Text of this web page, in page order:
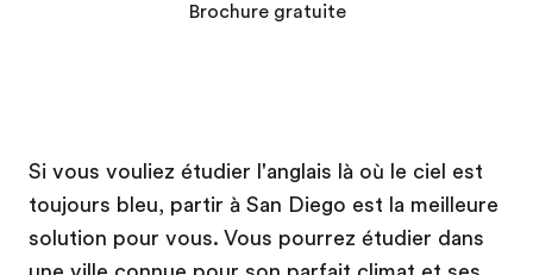
Qui sommes-nous ?
EF recrute
Rejoignez nos équipes
Brochure gratuite
Si vous vouliez étudier l'anglais là où le ciel est
toujours bleu, partir à San Diego est la meilleure
solution pour vous. Vous pourrez étudier dans